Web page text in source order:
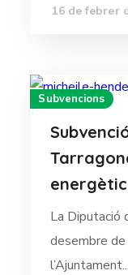
16 de febrer
Subvencions
La Diputació
desembre
l’Ajuntament...